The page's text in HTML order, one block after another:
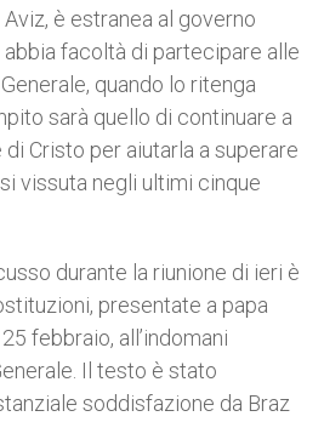
è estranea al governo
abbia facoltà di partecipare alle
quando lo ritenga
sarà quello di continuare a
Cristo per aiutarla a superare
vissuta negli ultimi cinque
durante la riunione di ieri è
presentate a papa
febbraio, all’indomani
Il testo è stato
soddisfazione da Braz